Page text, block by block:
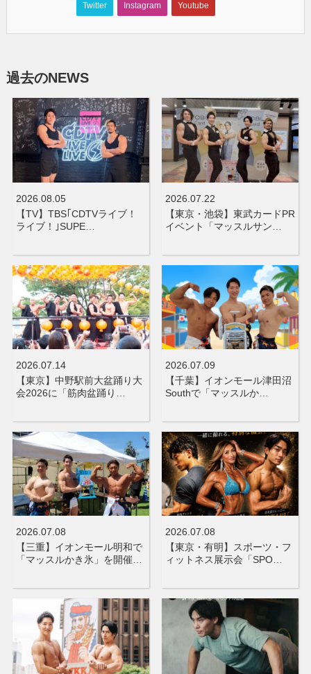
Twitter Instagram Youtube
過去のNEWS
2026.08.05
【TV】TBS｢CDTVライブ！
ライブ！｣SUPE…
2026.07.22
【東京・池袋】東武カードPR
イベント「マッスルサン…
2026.07.14
【東京】中野駅前大盆踊り大
会2026に「筋肉盆踊り…
2026.07.09
【千葉】イオンモール津田沼
Southで「マッスルか…
2026.07.08
【三重】イオンモール明和で
「マッスルかき氷」を開催…
2026.07.08
【東京・有明】スポーツ・フ
ィットネス展示会「SPO…